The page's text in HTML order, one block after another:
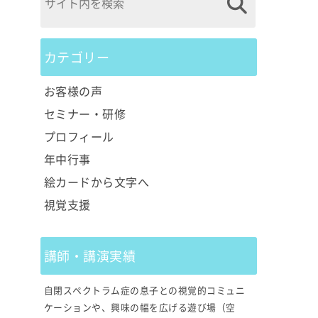
カテゴリー
お客様の声
セミナー・研修
プロフィール
年中行事
絵カードから文字へ
視覚支援
講師・講演実績
自閉スペクトラム症の息子との視覚的コミュニ
ケーションや、興味の幅を広げる遊び場（空